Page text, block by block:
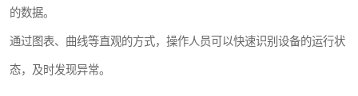
的数据。
通过图表、曲线等直观的方式，操作人员可以快速识别设备的运行状
态，及时发现异常。